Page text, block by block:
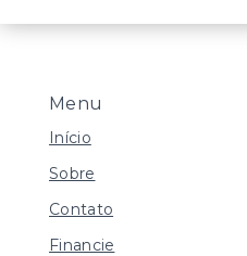
Menu
Início
Sobre
Contato
Financie